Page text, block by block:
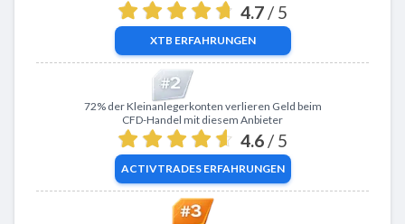
4.7 / 5
XTB ERFAHRUNGEN
Zu ActivTrades
72% der Kleinanlegerkonten verlieren Geld beim
CFD-Handel mit diesem Anbieter
4.6 / 5
ACTIVTRADESERFAHRUNGEN